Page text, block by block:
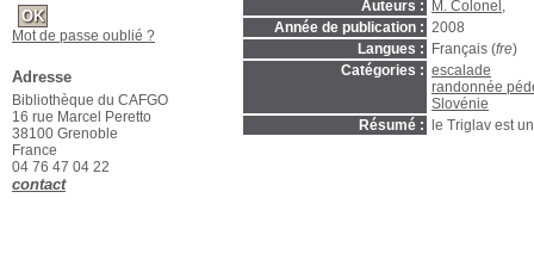
Auteurs :
M. Colonel ,
Année de publication : 2008
Langues :
Français (fre)
Catégories : escalade
randonnée
Slovénie
Résumé :
le Triglav est
Mot de passe oublié ?
Adresse
Bibliothèque du CAFGO
16 rue Marcel Peretto
38100 Grenoble
France
04 76 47 04 22
contact